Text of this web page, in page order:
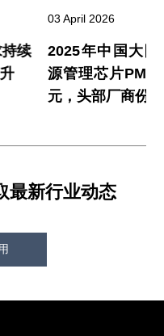
续
03 April 2026
2025年中国大
源管理芯片
元，头部厂商份
最新行业动态